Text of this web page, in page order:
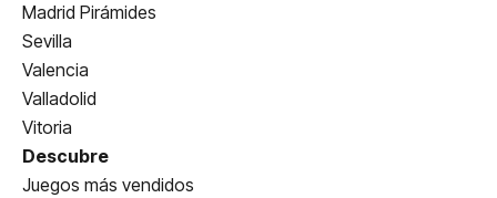
Madrid Pirámides
Sevilla
Valencia
Valladolid
Vitoria
Descubre
Juegos más vendidos